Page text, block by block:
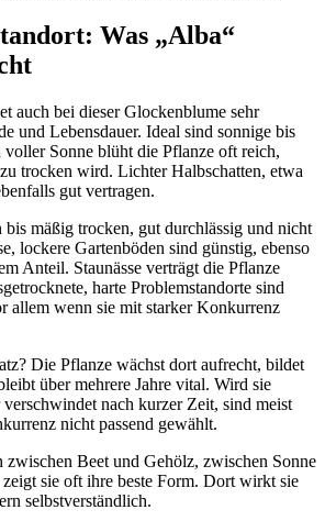
Was „Alba“
auch bei dieser Glockenblume sehr
und Lebensdauer. Ideal sind sonnige bis
voller Sonne blüht die Pflanze oft reich,
trocken wird. Lichter Halbschatten, etwa
gut vertragen.
mäßig trocken, gut durchlässig und nicht
lockere Gartenböden sind günstig, ebenso
Anteil. Staunässe verträgt die Pflanze
harte Problemstandorte sind
allem wenn sie mit starker Konkurrenz
Die Pflanze wächst dort aufrecht, bildet
über mehrere Jahre vital. Wird sie
nach kurzer Zeit, sind meist
nicht passend gewählt.
zwischen Beet und Gehölz, zwischen Sonne
sie oft ihre beste Form. Dort wirkt sie
selbstverständlich.